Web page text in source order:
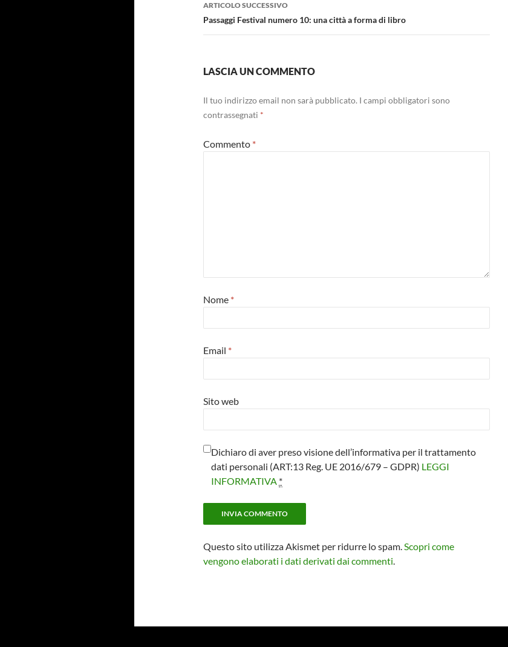
ARTICOLO SUCCESSIVO
Passaggi Festival numero 10: una città a forma di libro
LASCIA UN COMMENTO
Il tuo indirizzo email non sarà pubblicato. I campi obbligatori sono
contrassegnati *
Commento *
Nome *
Email *
Sito web
Dichiaro di aver preso visione dell’informativa per il trattamento
dati personali (ART:13 Reg. UE 2016/679 – GDPR) LEGGI
INFORMATIVA *
Questo sito utilizza Akismet per ridurre lo spam.Scopri come
vengono elaborati i dati derivati dai commenti.